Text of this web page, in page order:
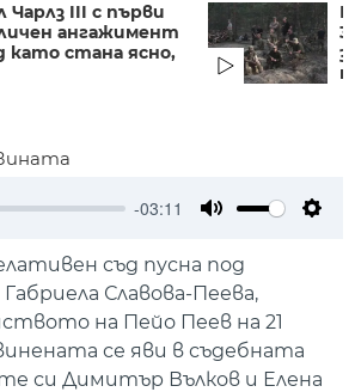
Чарлз III с първи
ангажимент
като стана ясно,
-03:11
съд пусна под
Славова-Пеева,
на Пейо Пеев на 21
се яви в съдебната
си Димитър Вълков и Елена